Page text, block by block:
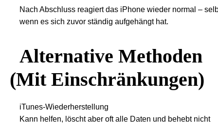
Nach Abschluss reagiert das iPhone wieder normal –
wenn es sich zuvor ständig aufgehängt hat.
Alternative Methoden
(mit Einschränkungen)
iTunes-Wiederherstellung
Kann helfen, löscht aber oft alle Daten und behebt nicht